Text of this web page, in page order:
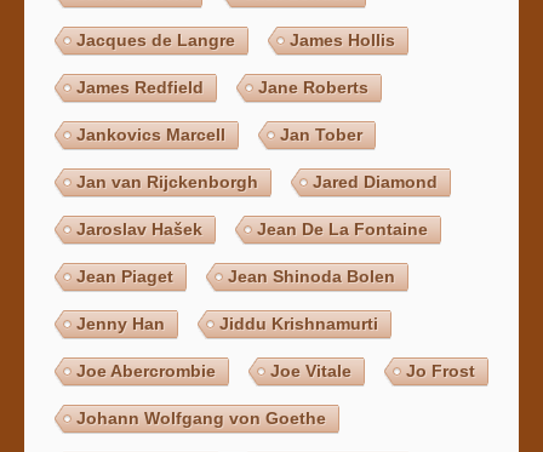
Jacques de Langre James Hollis
James Redfield Jane Roberts
Jankovics Marcell Jan Tober
Jan van Rijckenborgh Jared Diamond
Jaroslav Hašek Jean De La Fontaine
Jean Piaget Jean Shinoda Bolen
Jenny Han Jiddu Krishnamurti
Joe Abercrombie Joe Vitale Jo Frost
Johann Wolfgang von Goethe